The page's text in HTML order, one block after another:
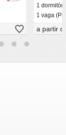
1
1 vaga
a partir